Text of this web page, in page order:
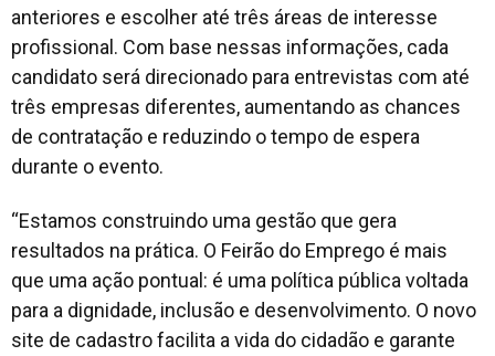
anteriores e escolher até três áreas de interesse
profissional. Com base nessas informações, cada
candidato será direcionado para entrevistas com até
três empresas diferentes, aumentando as chances
de contratação e reduzindo o tempo de espera
durante o evento.
“Estamos construindo uma gestão que gera
resultados na prática. O Feirão do Emprego é mais
que uma ação pontual: é uma política pública voltada
para a dignidade, inclusão e desenvolvimento. O novo
site de cadastro facilita a vida do cidadão e garante